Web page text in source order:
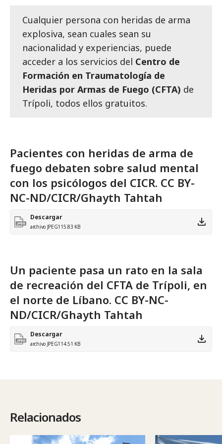
Cualquier persona con heridas de arma
explosiva, sean cuales sean su
nacionalidad y experiencias, puede
acceder a los servicios del Centro de
Formación en Traumatología de
Heridas por Armas de Fuego (CFTA) de
Trípoli, todos ellos gratuitos.
Pacientes con heridas de arma de
fuego debaten sobre salud mental
con los psicólogos del CICR. CC BY-
NC-ND/CICR/Ghayth Tahtah
Descargar
archivo JPEG115.83 KB
Un paciente pasa un rato en la sala
de recreación del CFTA de Trípoli, en
el norte de Líbano. CC BY-NC-
ND/CICR/Ghayth Tahtah
Descargar
archivo JPEG114.51 KB
Relacionados